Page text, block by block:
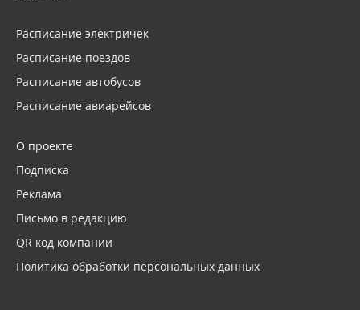
Расписание электричек
Расписание поездов
Расписание автобусов
Расписание авиарейсов
О проекте
Подписка
Реклама
Письмо в редакцию
QR код компании
Политика обработки персональных данных